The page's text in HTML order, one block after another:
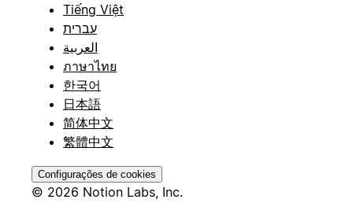
Tiếng Việt
עברית
العربية
ภาษาไทย
한국어
日本語
简体中文
繁體中文
Configurações de cookies
© 2026 Notion Labs, Inc.